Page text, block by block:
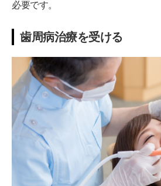
必要です。
歯周病治療を受ける